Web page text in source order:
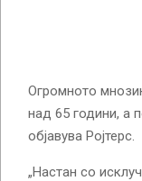
Огромното
над 65 години, а
објавува Ројтерс.
„Настан со